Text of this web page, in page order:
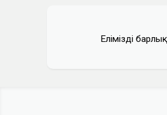
Еліміздің